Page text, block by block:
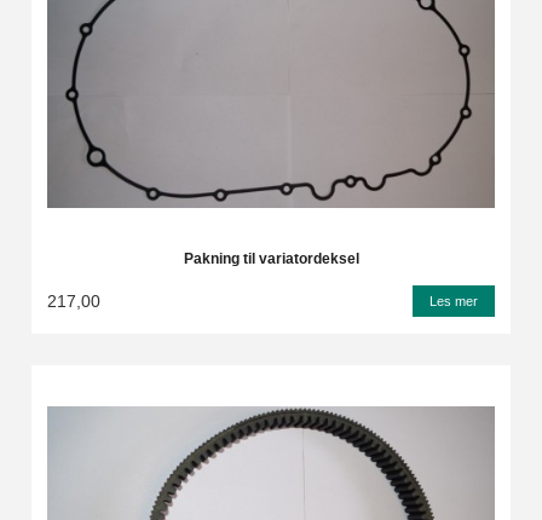
Pakning til variatordeksel
217,00 Les mer